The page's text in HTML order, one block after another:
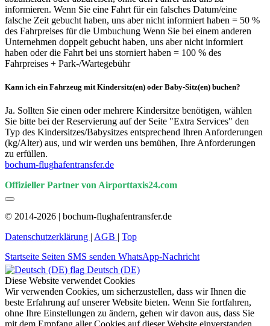
informieren. Wenn Sie eine Fahrt für ein falsches Datum/eine
falsche Zeit gebucht haben, uns aber nicht informiert haben = 50 %
des Fahrpreises für die Umbuchung Wenn Sie bei einem anderen
Unternehmen doppelt gebucht haben, uns aber nicht informiert
haben oder die Fahrt bei uns storniert haben = 100 % des
Fahrpreises + Park-/Wartegebühr
Kann ich ein Fahrzeug mit Kindersitz(en) oder Baby-Sitz(en) buchen?
Ja. Sollten Sie einen oder mehrere Kindersitze benötigen, wählen
Sie bitte bei der Reservierung auf der Seite "Extra Services" den
Typ des Kindersitzes/Babysitzes entsprechend Ihren Anforderungen
(kg/Alter) aus, und wir werden uns bemühen, Ihre Anforderungen
zu erfüllen.
bochum-flughafentransfer.de
Offizieller Partner von Airporttaxis24.com
© 2014-2026 | bochum-flughafentransfer.de
Datenschutzerklärung | AGB | Top
Startseite Seiten SMS senden WhatsApp-Nachricht
Deutsch (DE)
Diese Website verwendet Cookies
Wir verwenden Cookies, um sicherzustellen, dass wir Ihnen die
beste Erfahrung auf unserer Website bieten. Wenn Sie fortfahren,
ohne Ihre Einstellungen zu ändern, gehen wir davon aus, dass Sie